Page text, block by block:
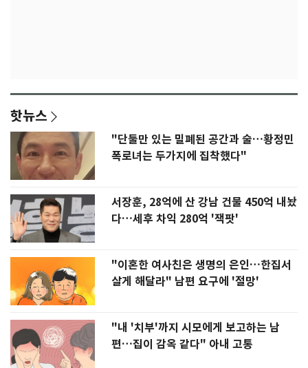
핫뉴스
"단둘만 있는 밀폐된 공간과 술…황정민
폭로녀는 두가지에 집착했다"
서장훈, 28억에 산 강남 건물 450억 내놨
다…세후 차익 280억 '잭팟'
"이혼한 여사친은 생명의 은인…한집서
살게 해달라" 남편 요구에 '절망'
"내 '치부'까지 시모에게 보고하는 남
편…집이 감옥 같다" 아내 고통